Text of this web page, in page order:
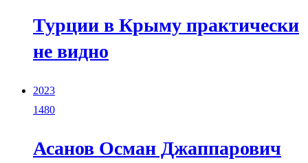
Турции в Крыму практически
не видно
2023
1480
Асанов Осман Джаппарович